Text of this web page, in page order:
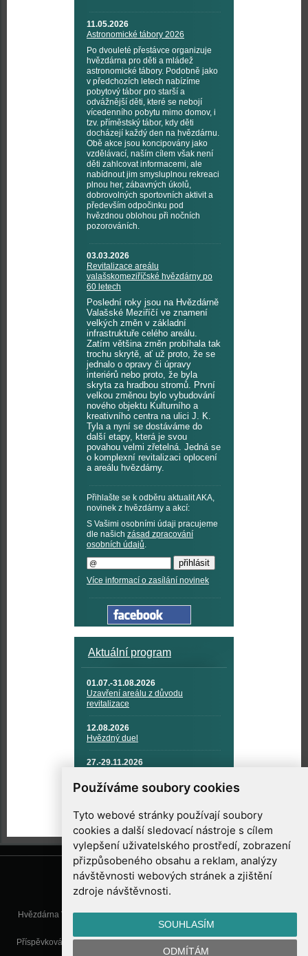
Používáme soubory cookies
Tyto webové stránky používají soubory
cookies a další sledovací nástroje s cílem
vylepšení uživatelského prostředí, zobrazení
přizpůsobeného obsahu a reklam, analýzy
návštěvnosti webových stránek a zjištění
zdroje návštěvnosti.
SOUHLASÍM
ODMÍTÁM
11.05.2026
Astronomické tábory 2026
Po dvouleté přestávce organizuje
hvězdárna pro děti a mládež
astronomické tábory. Podobně jako
v předchozích letech nabízíme
pobytový tábor pro starší a
odvážnější děti, které se nebojí
vícedenního pobytu mimo domov, i
tzv. příměstský tábor, kdy děti
docházejí každý den na hvězdárnu.
Obě akce jsou koncipovány jako
vzdělávací, naším cílem však není
děti zahlcovat informacemi, ale
nabídnout jim smysluplnou rekreaci
plnou her, zábavných úkolů,
dobrovolných sportovních aktivit a
především odpočinku pod
hvězdnou oblohou při nočních
pozorováních.
03.03.2026
Revitalizace areálu
valašskomeziříčské hvězdárny po
60 letech
Poslední roky jsou na Hvězdárně
Valašské Meziříčí ve znamení
velkých změn v základní
infrastruktuře celého areálu.
Zatím většina změn probíhala tak
trochu skrytě, ať už proto, že se
jednalo o opravy či úpravy
interiérů nebo proto, že byla
skryta za hradbou stromů. První
velkou změnou bylo vybudování
nového objektu Kulturního a
kreativního centra na ulici J. K.
Tyla a nyní se dostáváme do
další etapy, která je svou
povahou velmi zřetelná. Jedná se
o komplexní revitalizaci oplocení
a areálu hvězdárny.
Přihlašte se k odběru aktualit AKA,
novinek z hvězdárny a akcí:
S Vašimi osobními údaji pracujeme
dle našich zásad zpracování
osobních údajů.
Více informací o zasílání novinek
Aktuální program
01.07.-31.08.2026
Uzavření areálu z důvodu
revitalizace
12.08.2026
Hvězdný duel
27.-29.11.2026
TECHNIKA A KOSMICKÉ
TECHNOLOGIE
Hvězdárna Valašské Meziříčí, příspěvková organizace, Vsetínská 78, 757
01 Valašské Meziříčí
Příspěvková organizace Zlínského kraje. Telefon:571 611 928, Mobil:777